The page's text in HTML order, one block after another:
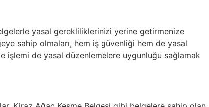
yasal gerekliliklerinizi yerine getirmenize
sahip olmaları, hem iş güvenliği hem de yasal
işlemi de yasal düzenlemelere uygunluğu sağlamak